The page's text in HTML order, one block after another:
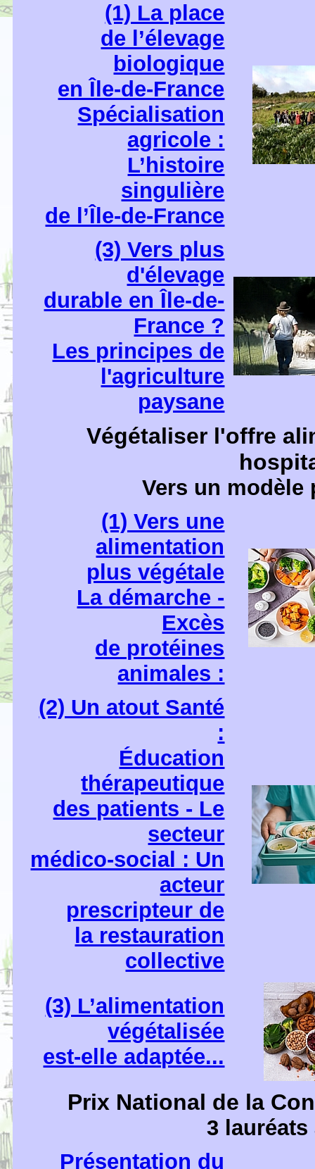
(1) La place
de l’élevage
biologique
en Île-de-France
Spécialisation
agricole :
L’histoire
singulière
de l’Île-de-France
(3) Vers plus
d'élevage
durable en Île-de-
France ?
Les principes de
l'agriculture
paysane
Végétaliser l'offre
Vers un modèle
(1) Vers une
alimentation
plus végétale
La démarche -
Excès
de protéines
animales :
(2) Un atout Santé
:
Éducation
thérapeutique
des patients - Le
secteur
médico-social : Un
acteur
prescripteur de
la restauration
collective
(3) L’alimentation
végétalisée
est-elle adaptée...
Prix National de la
3 lauréats
Présentation du